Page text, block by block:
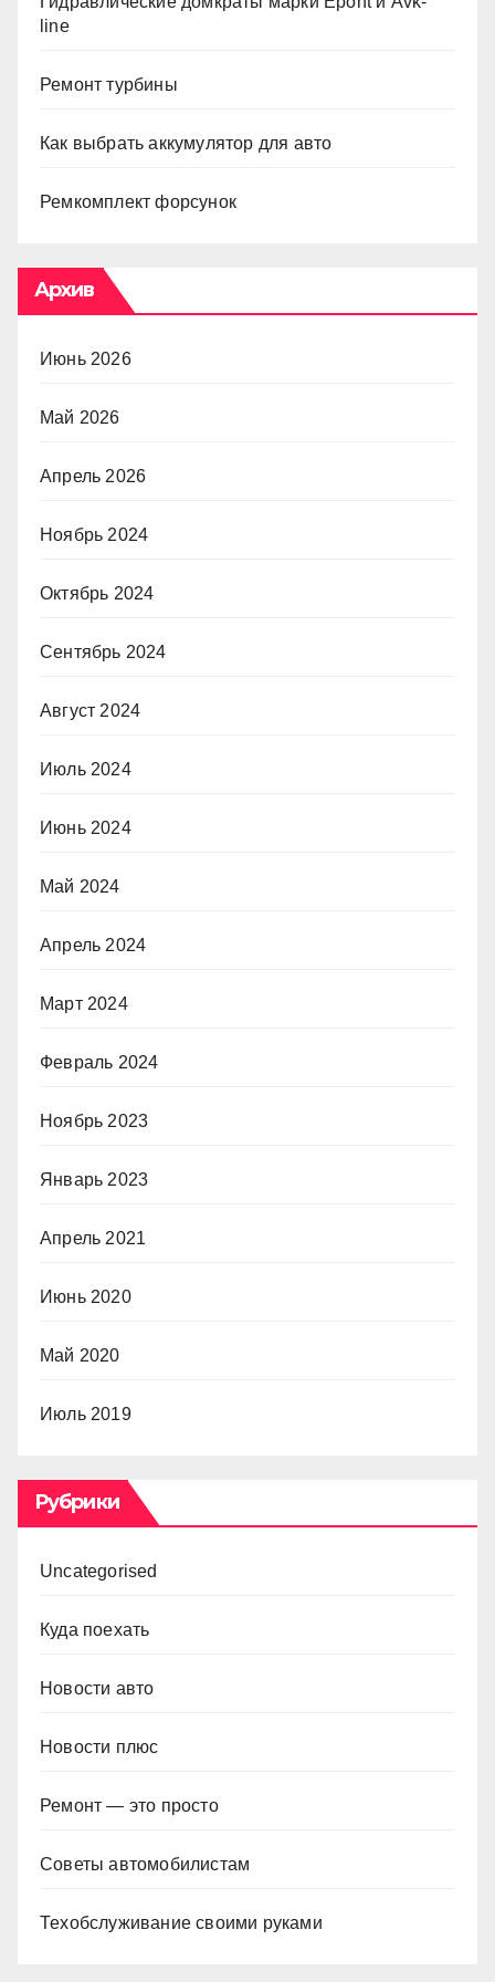
line
Ремонт турбины
Как выбрать аккумулятор для авто
Ремкомплект форсунок
Архив
Июнь 2026
Май 2026
Апрель 2026
Ноябрь 2024
Октябрь 2024
Сентябрь 2024
Август 2024
Июль 2024
Июнь 2024
Май 2024
Апрель 2024
Март 2024
Февраль 2024
Ноябрь 2023
Январь 2023
Апрель 2021
Июнь 2020
Май 2020
Июль 2019
Рубрики
Uncategorised
Куда поехать
Новости авто
Новости плюс
Ремонт — это просто
Советы автомобилистам
Техобслуживание своими руками